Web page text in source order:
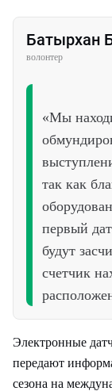
Батырхан
волонтер
«Мы
так как
первый
будут
счетчик
Электронные
передают
сезона на